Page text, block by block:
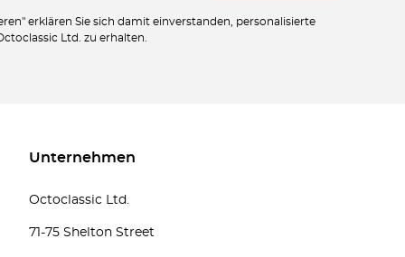
erklären Sie sich damit einverstanden, personalisierte
Ltd. zu erhalten.
Unternehmen
Octoclassic Ltd.
71-75 Shelton Street